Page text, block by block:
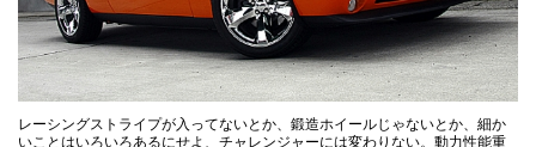
レーシングストライプが入ってないとか、鍛造ホイールじゃないとか、細か
いことはいろいろあるにせよ、チャレンジャーには変わりない。動力性能重